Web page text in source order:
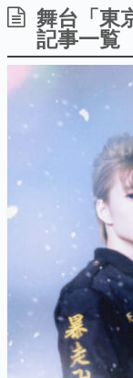
日本
画です
日
日本
ルを
解説
若
『う
一先
な
ゲー
具体
です。
ゲ
「経
の起
イニ
カテゴ
舞台「東
記事一覧